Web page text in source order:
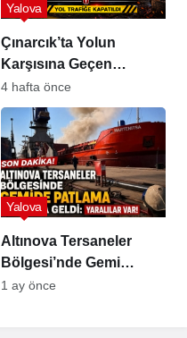
Çınarcık’ta Yolun
Karşısına Geçen
Çalışan Kadın Yaşamını
Yitirdi
Yalova
4 hafta önce
Altınova Tersaneler
Bölgesi’nde Gemi
Patlaması!
Yalova
1 ay önce